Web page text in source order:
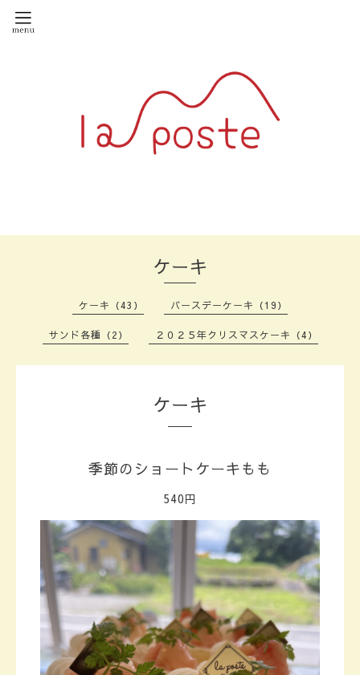
ケーキ
ケーキ（43） バースデーケーキ（19）
サンド各種（2） ２０２５年クリスマスケーキ（4）
ケーキ
季節のショートケーキもも
540円